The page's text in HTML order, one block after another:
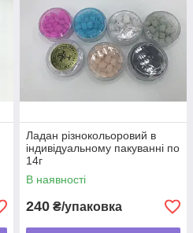
Ладан різнокольоровий в
індивідуальному пакуванні по
14г
В наявності
240 ₴/упаковка